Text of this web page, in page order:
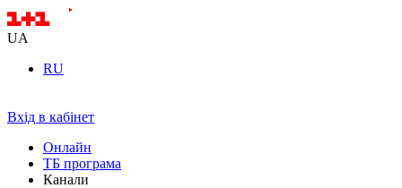
UA
RU
Вхід в кабінет
Онлайн
ТБ програма
Канали